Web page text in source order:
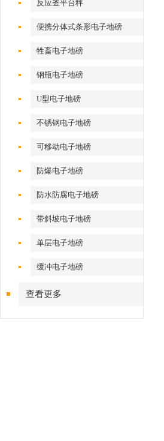
反应釜平台秤
便携分体式条形电子地磅
牲畜电子地磅
钢瓶电子地磅
U型电子地磅
不锈钢电子地磅
可移动电子地磅
防爆电子地磅
防水防腐电子地磅
带斜坡电子地磅
单层电子地磅
缓冲电子地磅
查看更多